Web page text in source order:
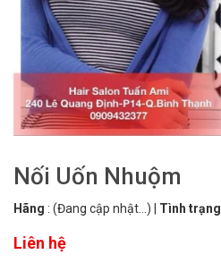
Nối Uốn Nhuộm
Hãng : (Đang cập nhật...) Tình trạng
Liên hệ